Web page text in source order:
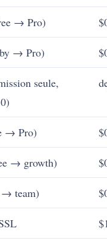
→ Pro)
→ Pro)
seule,
→ Pro)
→ growth)
→ team)